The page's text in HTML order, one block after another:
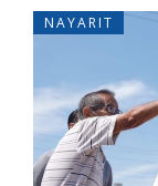
NAYARIT